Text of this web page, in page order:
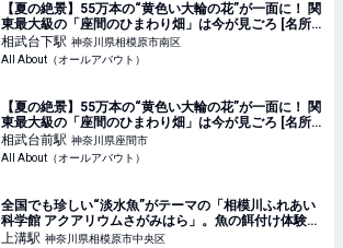
【夏の絶景】55万本の“黄色い大輪の花”が一面に！ 関
東最大級の「座間のひまわり畑」は今が見ごろ [名所・
旧跡] All About
相武台下駅 神奈川県相模原市南区
All About（オールアバウト）
【夏の絶景】55万本の“黄色い大輪の花”が一面に！ 関
東最大級の「座間のひまわり畑」は今が見ごろ [名所・
旧跡] All About
相武台前駅 神奈川県座間市
All About（オールアバウト）
全国でも珍しい“淡水魚”がテーマの「相模川ふれあい
科学館 アクアリウムさがみはら」。魚の餌付け体験も
- OZmall
上溝駅 神奈川県相模原市中央区